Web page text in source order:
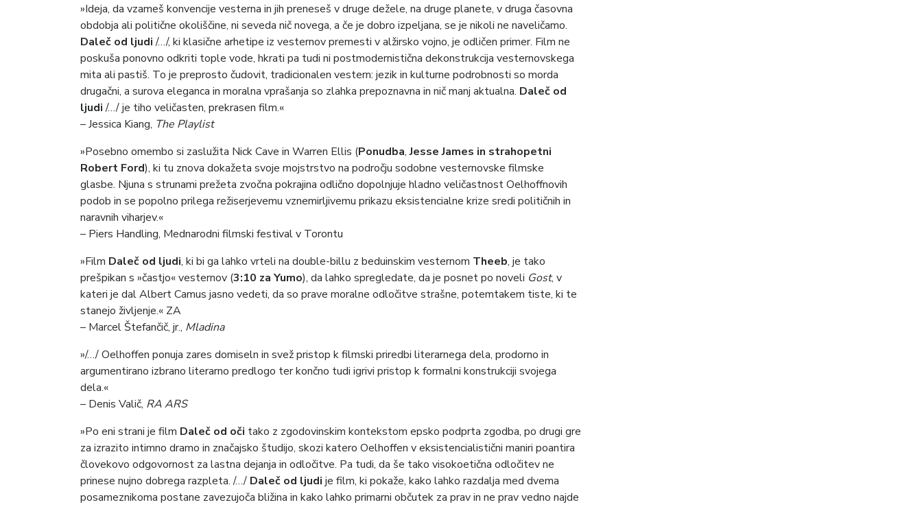
»Ideja, da vzameš konvencije vesterna in jih preneseš v druge dežele, na druge planete, v druga časovna
obdobja ali politične okoliščine, ni seveda nič novega, a če je dobro izpeljana, se je nikoli ne naveličamo.
Daleč od ljudi/…/, ki klasične arhetipe iz vesternov premesti v alžirsko vojno, je odličen primer. Film ne
poskuša ponovno odkriti tople vode, hkrati pa tudi ni postmodernistična dekonstrukcija vesternovskega
mita ali pastiš. To je preprosto čudovit, tradicionalen vestern: jezik in kulturne podrobnosti so morda
drugačni, a surova eleganca in moralna vprašanja so zlahka prepoznavna in nič manj aktualna. Daleč od
ljudi/…/ je tiho veličasten, prekrasen film.«
– Jessica Kiang, The Playlist
»Posebno omembo si zaslužita Nick Cave in Warren Ellis (Ponudba,Jesse James in strahopetni
Robert Ford), ki tu znova dokažeta svoje mojstrstvo na področju sodobne vesternovske filmske
glasbe. Njuna s strunami prežeta zvočna pokrajina odlično dopolnjuje hladno veličastnost Oelhoffnovih
podob in se popolno prilega režiserjevemu vznemirljivemu prikazu eksistencialne krize sredi političnih in
naravnih viharjev.«
– Piers Handling, Mednarodni filmski festival v Torontu
»Film Daleč od ljudi, ki bi ga lahko vrteli na double-billu z beduinskim vesternom Theeb, je tako
prešpikan s »častjo« vesternov (3:10 za Yumo), da lahko spregledate, da je posnet po noveli Gost, v
kateri je dal Albert Camus jasno vedeti, da so prave moralne odločitve strašne, potemtakem tiste, ki te
stanejo življenje.« ZA
– Marcel Štefančič, jr., Mladina
»/…/ Oelhoffen ponuja zares domiseln in svež pristop k filmski priredbi literarnega dela, prodorno in
argumentirano izbrano literarno predlogo ter končno tudi igrivi pristop k formalni konstrukciji svojega
dela.«
– Denis Valič, RA ARS
»Po eni strani je film Daleč od oči tako z zgodovinskim kontekstom epsko podprta zgodba, po drugi gre
za izrazito intimno dramo in značajsko študijo, skozi katero Oelhoffen v eksistencialistični maniri poantira
človekovo odgovornost za lastna dejanja in odločitve. Pa tudi, da še tako visokoetična odločitev ne
prinese nujno dobrega razpleta. /…/ Daleč od ljudi je film, ki pokaže, kako lahko razdalja med dvema
posameznikoma postane zavezujoča bližina in kako lahko primarni občutek za prav in ne prav vedno najde